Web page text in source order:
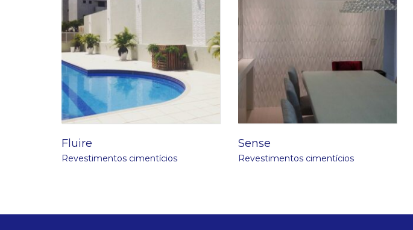
Fluire
Revestimentos cimentícios
Sense
Revestimentos cimentícios